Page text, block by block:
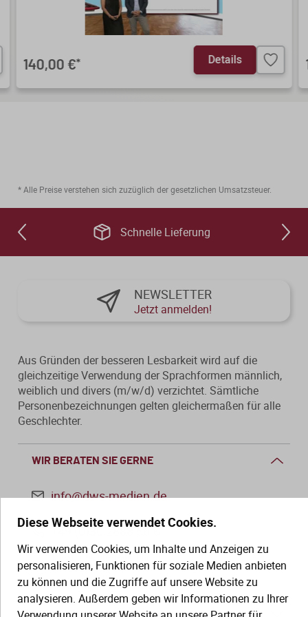
Diese Webseite verwendet Cookies.
Wir verwenden Cookies, um Inhalte und Anzeigen zu
personalisieren, Funktionen für soziale Medien anbieten
zu können und die Zugriffe auf unsere Website zu
analysieren. Außerdem geben wir Informationen zu Ihrer
140,00 €* Details
* Alle Preise verstehen sich zuzüglich der gesetzlichen Umsatzsteuer.
Schnelle Lieferung
WIR BERATEN SIE GERNE
info@dws-medien.de
+49 (0)30 2888 56-6
Mo.–Do. 08:00–16:00 Uhr
Fr. 08:00–13:30 Uhr
SERVICE
NEWSLETTER
Jetzt anmelden!
Aus Gründen der besseren Lesbarkeit wird auf die
gleichzeitige Verwendung der Sprachformen männlich,
weiblich und divers (m/w/d) verzichtet. Sämtliche
Personenbezeichnungen gelten gleichermaßen für alle
Geschlechter.